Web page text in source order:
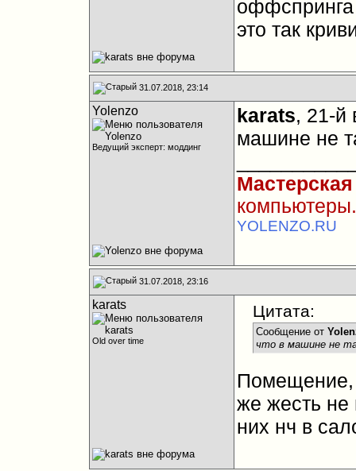
оффспринга
это так
31.07.2018, 23:14
Yolenzo
Ведущий эксперт: моддинг
karats, 21-й
машине не
YOLENZO.RU
31.07.2018, 23:16
karats
Old over time
Цитата:
Сообщение от
что в машине не
же жесть не
них нч в